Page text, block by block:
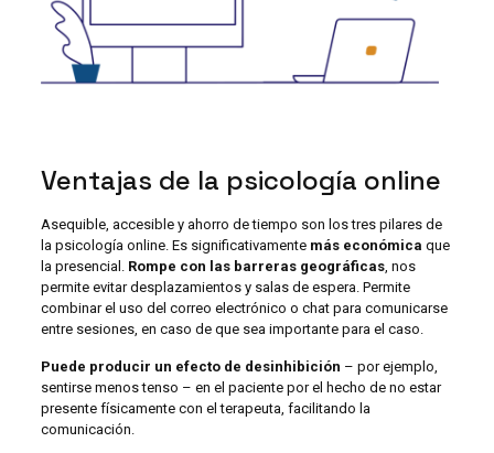
Ventajas de la psicología online
Asequible, accesible y ahorro de tiempo son los tres pilares de
la psicología online. Es significativamente más económica que
la presencial. Rompe con las barreras geográficas, nos
permite evitar desplazamientos y salas de espera. Permite
combinar el uso del correo electrónico o chat para comunicarse
entre sesiones, en caso de que sea importante para el caso.
Puede producir un efecto de desinhibición – por ejemplo,
sentirse menos tenso – en el paciente por el hecho de no estar
presente físicamente con el terapeuta, facilitando la
comunicación.